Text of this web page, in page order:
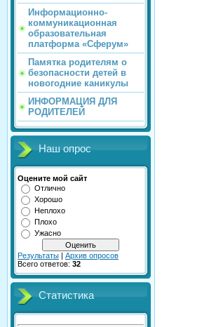
Информационно-
коммуникационная
образовательная
платформа «Сферум»
Памятка родителям о
безопасности детей в
новогодние каникулы
ИНФОРМАЦИЯ ДЛЯ
РОДИТЕЛЕЙ
Наш опрос
Оцените мой сайт
Отлично
Хорошо
Неплохо
Плохо
Ужасно
Результаты | Архив опросов
Всего ответов: 32
Статистика